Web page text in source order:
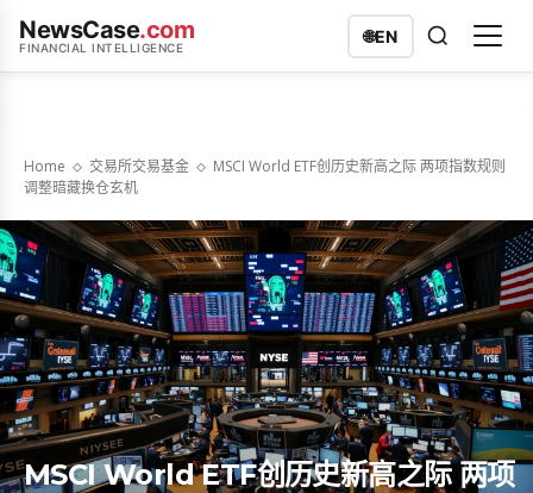
NewsCase.com
FINANCIAL INTELLIGENCE
🌐EN
Home 交易所交易基金
MSCI World ETF创历史新高之际 两项指数规则
调整暗藏换仓玄机
MSCI World ETF创历史新高之际 两项